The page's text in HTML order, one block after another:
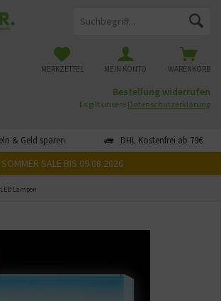
& Geld sparen DHL Kostenfrei ab 79€
WARENKORB
MERKZETTEL MEIN KONTO
Bestellung widerrufen
Es gilt unsere Datenschutzerklärung
SOMMER SALE BIS 09.08.2026
LED Lampen